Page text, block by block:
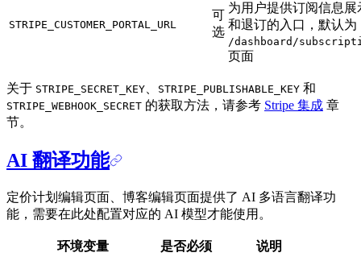
STRIPE_CUSTOMER_PORTAL_URL
可
选
为用户提供订阅信息展
和退订的入口，默认为
/dashboard/
页面
关于 STRIPE_SECRET_KEY STRIPE_PUBLISHABLE_KEY 和
STRIPE_WEBHOOK_SECRET 的获取方法，请参考 Stripe 集成 章
节。
AI 翻译功能
定价计划编辑页面、博客编辑页面提供了 AI 多语言翻译功
能，需要在此处配置对应的 AI 模型才能使用。
环境变量 是否必须 说明